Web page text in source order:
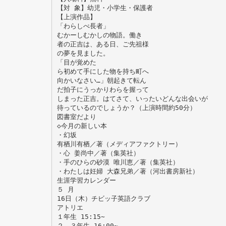
【対 象】幼児・小学生・保護者
【上演作品】
「わらしべ長者」
むかーしむかしの物語。働き
者の正吉は、ある日、ご先祖様
の夢を見ました。
「目が覚めた
ら初めて手にした物を持ち町へ
向かいなさい…」朝起きて転ん
だ拍子にうっかりわらを握って
しまった正吉。はてさて、いったいどんな出会いが
待っているのでしょうか？（上演時間約50分）
図書室だより
◇今月の新しい本
・幻坂
有栖川有栖／著（メディアファクトリー）
・心 姜尚中／著（集英社）
・手のひらの砂漠 唯川恵／著（集英社）
・わたしは妊婦 大森兄弟／著（河出書房新社）
生涯学習カレンダー
５ 月
16日（木）チビッ子英語クラブ
アトリエ
１年生 15:15∼